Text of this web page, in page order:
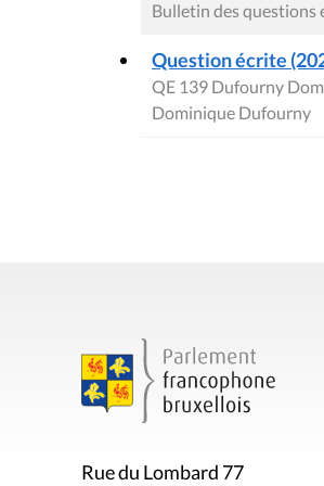
Bulletin des questions
Question écrite
QE 139 Dufourny
Dominique Dufourny
Rue du Lombard 77